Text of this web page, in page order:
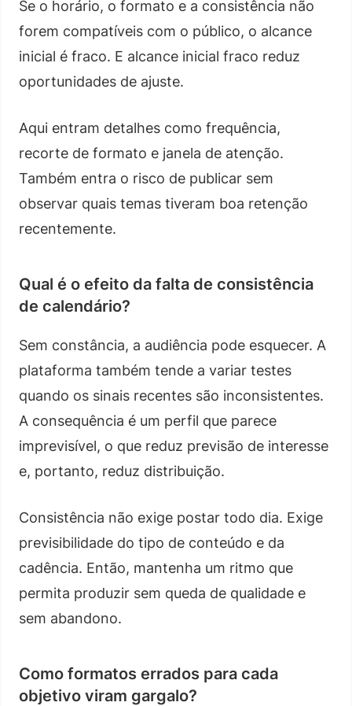
Se o horário, o formato e a consistência não
forem compatíveis com o público, o alcance
inicial é fraco. E alcance inicial fraco reduz
oportunidades de ajuste.
Aqui entram detalhes como frequência,
recorte de formato e janela de atenção.
Também entra o risco de publicar sem
observar quais temas tiveram boa retenção
recentemente.
Qual é o efeito da falta de consistência
de calendário?
Sem constância, a audiência pode esquecer. A
plataforma também tende a variar testes
quando os sinais recentes são inconsistentes.
A consequência é um perfil que parece
imprevisível, o que reduz previsão de interesse
e, portanto, reduz distribuição.
Consistência não exige postar todo dia. Exige
previsibilidade do tipo de conteúdo e da
cadência. Então, mantenha um ritmo que
permita produzir sem queda de qualidade e
sem abandono.
Como formatos errados para cada
objetivo viram gargalo?